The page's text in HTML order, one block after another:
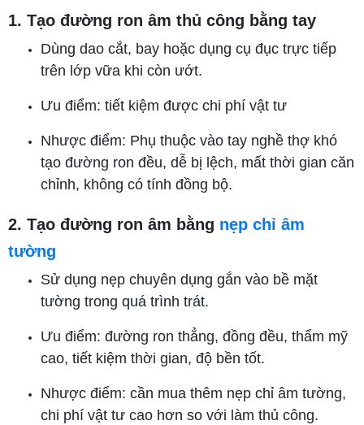
1. Tạo đường ron âm thủ công bằng tay
Dùng dao cắt, bay hoặc dụng cụ đục trực tiếp
trên lớp vữa khi còn ướt.
Ưu điểm: tiết kiệm được chi phí vật tư
Nhược điểm: Phụ thuộc vào tay nghề thợ khó
tạo đường ron đều, dễ bị lệch, mất thời gian căn
chỉnh, không có tính đồng bộ.
2. Tạo đường ron âm bằng nẹp chỉ âm
tường
Sử dụng nẹp chuyên dụng gắn vào bề mặt
tường trong quá trình trát.
Ưu điểm: đường ron thẳng, đồng đều, thẩm mỹ
cao, tiết kiệm thời gian, độ bền tốt.
Nhược điểm: cần mua thêm nẹp chỉ âm tường,
chi phí vật tư cao hơn so với làm thủ công.